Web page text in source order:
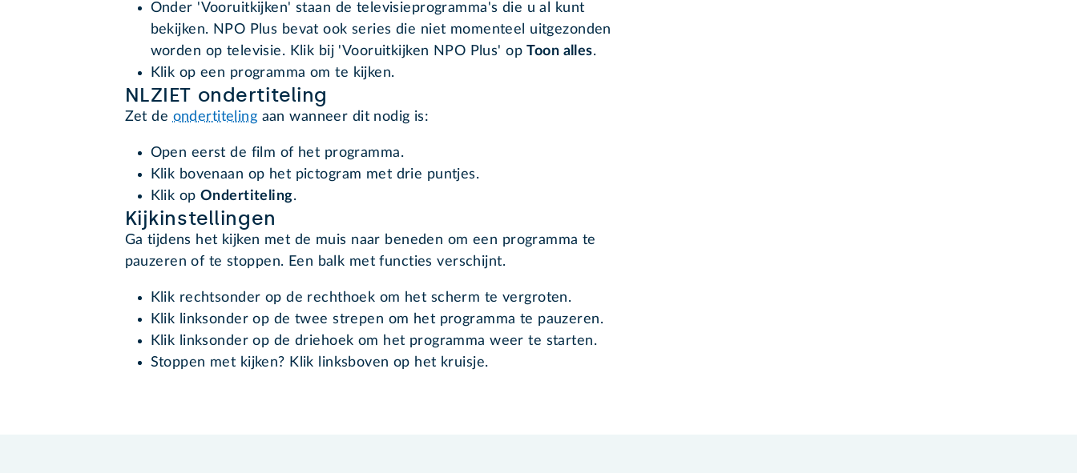
Onder 'Vooruitkijken' staan de televisieprogramma's die u al kunt
bekijken. NPO Plus bevat ook series die niet momenteel uitgezonden
worden op televisie. Klik bij 'Vooruitkijken NPO Plus' opToon alles.
Klik op een programma om te kijken.
NLZIET ondertiteling
Zet de ondertiteling aan wanneer dit nodig is:
Open eerst de film of het programma.
Klik bovenaan op het pictogram met drie puntjes.
Klik op Ondertiteling.
Kijkinstellingen
Ga tijdens het kijken met de muis naar beneden om een programma te
pauzeren of te stoppen. Een balk met functies verschijnt.
Klik rechtsonder op de rechthoek om het scherm te vergroten.
Klik linksonder op de twee strepen om het programma te pauzeren.
Klik linksonder op de driehoek om het programma weer te starten.
Stoppen met kijken? Klik linksboven op het kruisje.